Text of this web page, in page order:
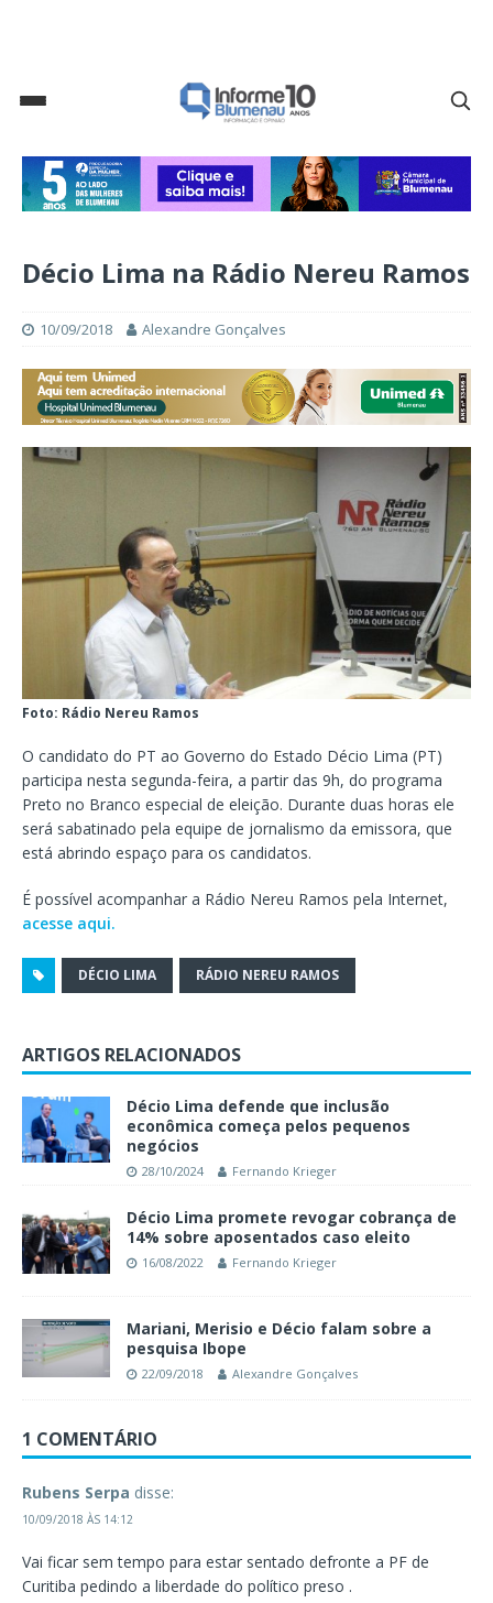
Décio Lima na Rádio Nereu Ramos
10/09/2018 Alexandre Gonçalves
Foto: Rádio Nereu Ramos
O candidato do PT ao Governo do Estado Décio Lima (PT)
participa nesta segunda-feira, a partir das 9h, do programa
Preto no Branco especial de eleição. Durante duas horas ele
será sabatinado pela equipe de jornalismo da emissora, que
está abrindo espaço para os candidatos.
É possível acompanhar a Rádio Nereu Ramos pela Internet,
acesse aqui.
DÉCIO LIMA RÁDIO NEREU RAMOS
ARTIGOS RELACIONADOS
Décio Lima defende que inclusão
econômica começa pelos pequenos
negócios
28/10/2024 Fernando Krieger
Décio Lima promete revogar cobrança de
14% sobre aposentados caso eleito
16/08/2022 Fernando Krieger
Mariani, Merisio e Décio falam sobre a
pesquisa Ibope
22/09/2018 Alexandre Gonçalves
1 COMENTÁRIO
Rubens Serpa disse:
10/09/2018 ÀS 14:12
Vai ficar sem tempo para estar sentado defronte a PF de
Curitiba pedindo a liberdade do político preso .